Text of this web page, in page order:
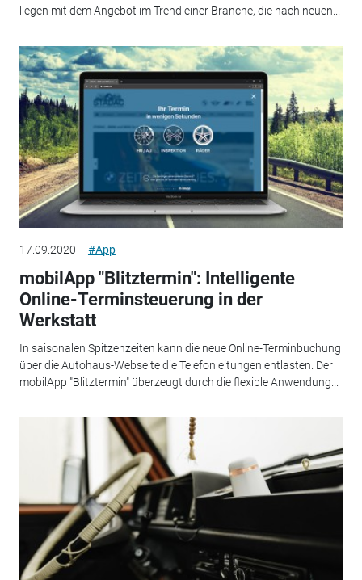
liegen mit dem Angebot im Trend einer Branche, die nach neuen...
17.09.2020 #App
mobilApp "Blitztermin": Intelligente
Online-Terminsteuerung in der
Werkstatt
In saisonalen Spitzenzeiten kann die neue Online-Terminbuchung
über die Autohaus-Webseite die Telefonleitungen entlasten. Der
mobilApp "Blitztermin" überzeugt durch die flexible Anwendung...